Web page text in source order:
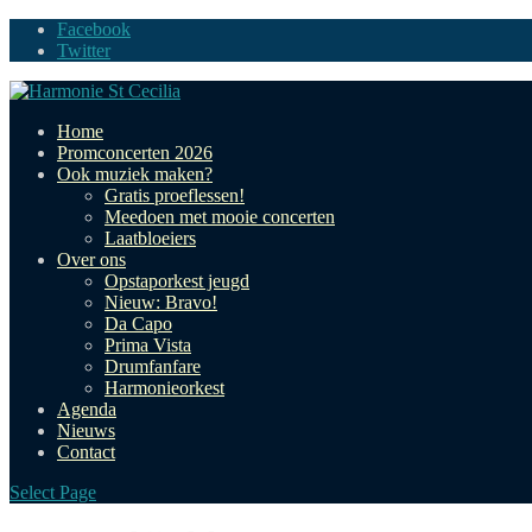
Facebook
Twitter
Home
Promconcerten 2026
Ook muziek maken?
Gratis proeflessen!
Meedoen met mooie concerten
Laatbloeiers
Over ons
Opstaporkest jeugd
Nieuw: Bravo!
Da Capo
Prima Vista
Drumfanfare
Harmonieorkest
Agenda
Nieuws
Contact
Select Page